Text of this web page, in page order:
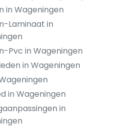
in Wageningen
Laminaat in
Pvc in Wageningen
in Wageningen
in Wageningen
in